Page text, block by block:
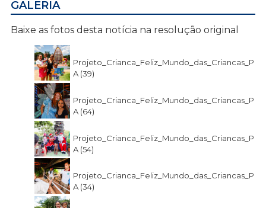
GALERIA
Baixe as fotos desta notícia na resolução original
Projeto_Crianca_Feliz_Mundo_das_Criancas_P
A (39)
Projeto_Crianca_Feliz_Mundo_das_Criancas_P
A (64)
Projeto_Crianca_Feliz_Mundo_das_Criancas_P
A (54)
Projeto_Crianca_Feliz_Mundo_das_Criancas_P
A (34)